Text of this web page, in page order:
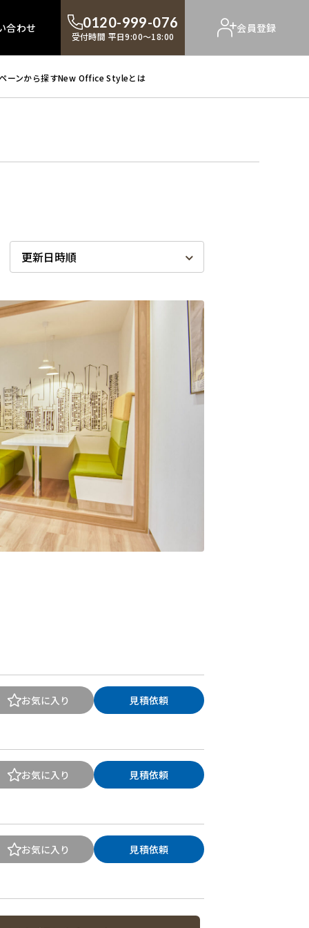
合わせ 0120-999-076
受付時間 平日9:00～18:00
会員登録
ーンから探すNew Office Styleとは
お気に入り 見積依頼
お気に入り 見積依頼
お気に入り 見積依頼